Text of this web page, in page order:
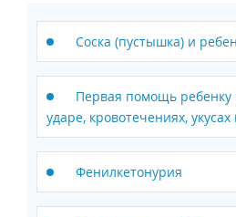
Соска (пустышка) и
Первая помощь
ударе, кровотечениях,
Фенилкетонурия